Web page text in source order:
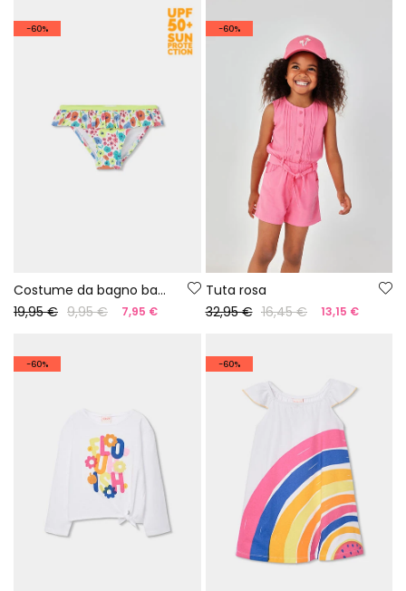
-60%
Costume da bagno bambina stampa fiori UPF50+
19,95 € 9,95 € 7,95 €
-60%
Tuta rosa
32,95 € 16,45 € 13,15 €
-60% -60%